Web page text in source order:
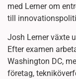
med Lerner om
till
Josh Lerner växte
Efter examen
Washington DC,
företag,